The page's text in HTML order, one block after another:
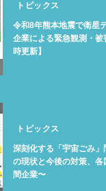
トピックス
令和8年熊本地震で衛星
企業による緊急観測・
時更新】
トピックス
深刻化する「宇宙ごみ」
の現状と今後の対策、
間企業〜